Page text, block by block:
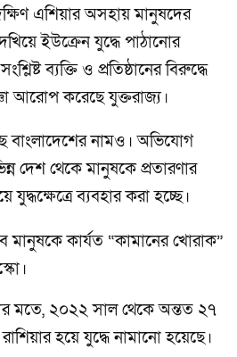
এশিয়ার অসহায় মানুষদের
ইউক্রেন যুদ্ধে পাঠানোর
ব্যক্তি ও প্রতিষ্ঠানের বিরুদ্ধে
আরোপ করেছে যুক্তরাজ্য।
বাংলাদেশের নামও। অভিযোগ
দেশ থেকে মানুষকে প্রতারণার
যুদ্ধক্ষেত্রে ব্যবহার করা হচ্ছে।
মানুষকে কার্যত “কামানের খোরাক”
মতে, ২০২২ সাল থেকে অন্তত ২৭
হয়ে যুদ্ধে নামানো হয়েছে।